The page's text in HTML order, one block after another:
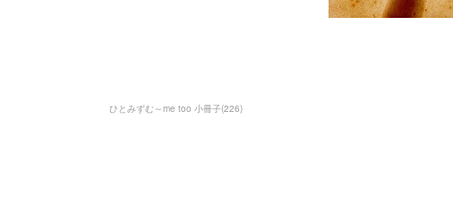
ひとみずむ～me too 小冊子(226)